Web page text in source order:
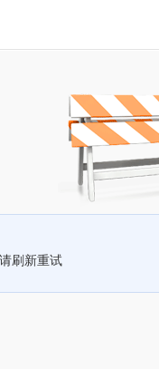
刷新重试